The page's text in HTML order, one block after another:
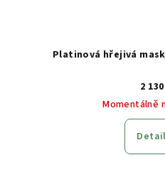
Platinová hřejivá
2
Momentálně
Detail